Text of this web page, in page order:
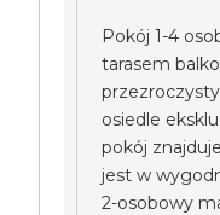
Pokój 1-4
tarasem
osiedle
pokój
jest w
2-osobowy